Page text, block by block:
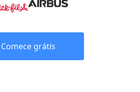
Comece grátis